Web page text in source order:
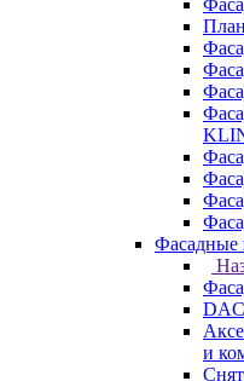
Фасадные
и